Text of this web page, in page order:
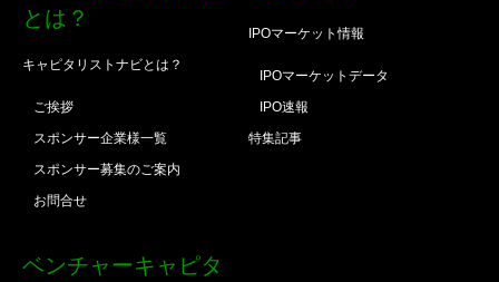
とは？
キャピタリストナビとは？
ご挨拶
スポンサー企業様一覧
スポンサー募集のご案内
お問合せ
IPOマーケット情報
IPOマーケットデータ
IPO速報
特集記事
ベンチャーキャピタ